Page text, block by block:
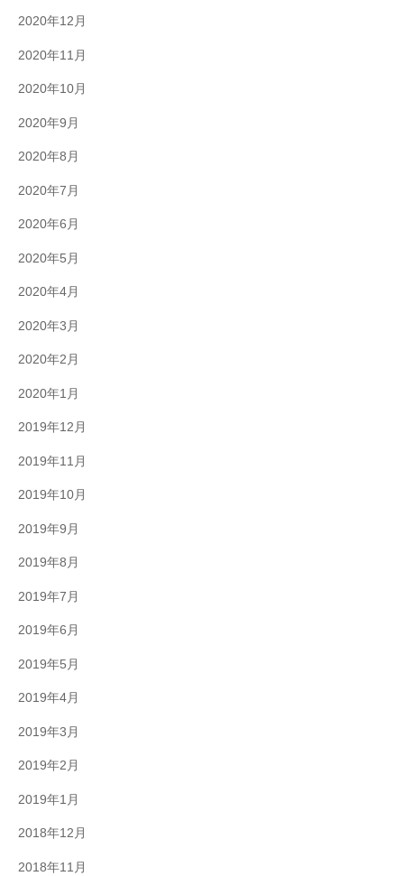
2020年12月
2020年11月
2020年10月
2020年9月
2020年8月
2020年7月
2020年6月
2020年5月
2020年4月
2020年3月
2020年2月
2020年1月
2019年12月
2019年11月
2019年10月
2019年9月
2019年8月
2019年7月
2019年6月
2019年5月
2019年4月
2019年3月
2019年2月
2019年1月
2018年12月
2018年11月